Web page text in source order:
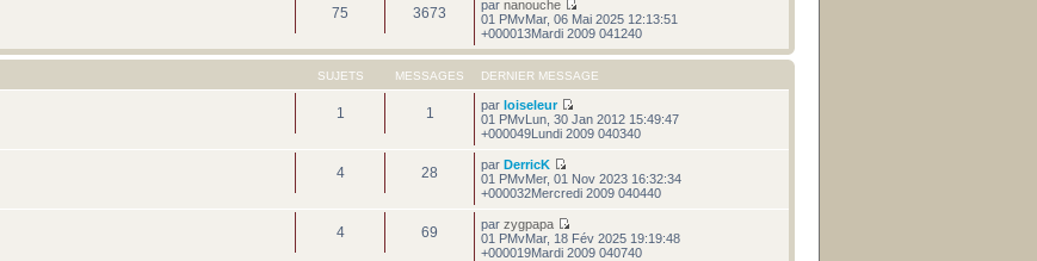
75 3673 parnanouche
01 PMvMar, 06 Mai 2025 12:13:51
+000013Mardi 2009 041240
SUJETS MESSAGES DERNIER MESSAGE
1 1 parloiseleur
01 PMvLun, 30 Jan 2012 15:49:47
+000049Lundi 2009 040340
4 28 parDerricK
01 PMvMer, 01 Nov 2023 16:32:34
+000032Mercredi 2009 040440
4 69 parzygpapa
01 PMvMar, 18 Fév 2025 19:19:48
+000019Mardi 2009 040740